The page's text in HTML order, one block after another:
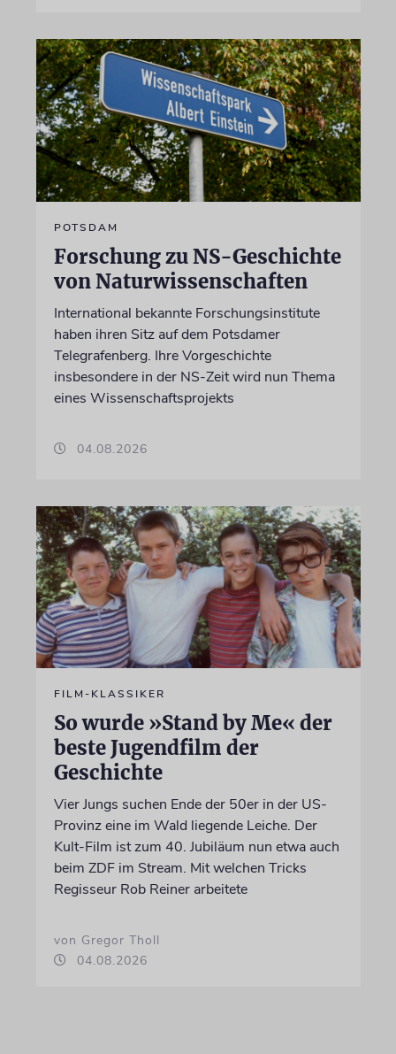
POTSDAM
Forschung zu NS-Geschichte
von Naturwissenschaften
International bekannte Forschungsinstitute
haben ihren Sitz auf dem Potsdamer
Telegrafenberg. Ihre Vorgeschichte
insbesondere in der NS-Zeit wird nun Thema
eines Wissenschaftsprojekts
04.08.2026
FILM-KLASSIKER
So wurde »Stand by Me« der
beste Jugendfilm der
Geschichte
Vier Jungs suchen Ende der 50er in der US-
Provinz eine im Wald liegende Leiche. Der
Kult-Film ist zum 40. Jubiläum nun etwa auch
beim ZDF im Stream. Mit welchen Tricks
Regisseur Rob Reiner arbeitete
von Gregor Tholl
04.08.2026